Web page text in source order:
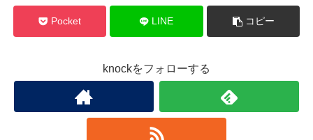
Pocket LINE コピー
knockをフォローする